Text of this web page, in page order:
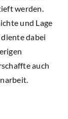
werden.
und Lage
dabei
auch